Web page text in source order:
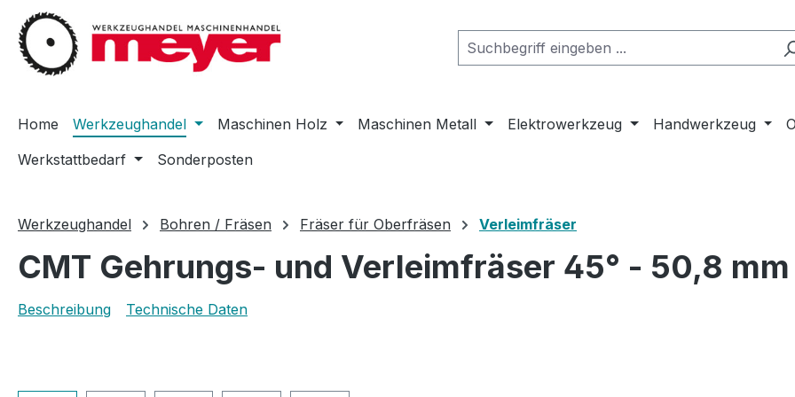
Hauptinhalt springen
Zur Suche springen
Zur Hauptnavigation springen
Home Werkzeughandel Maschinen Holz Maschinen Metall Elektrowerkzeug Handwerkzeug
Werkstattbedarf
Sonderposten
Werkzeughandel Bohren / Fräsen Fräser für Oberfräsen Verleimfräser
CMT Gehrungs- und Verleimfräser 45° - 50,8 mm
Beschreibung Technische Daten